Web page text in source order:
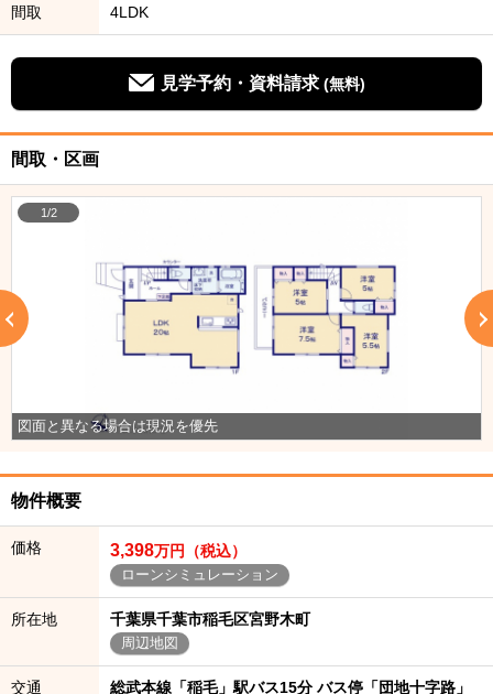
間取 4LDK
見学予約・資料請求 (無料)
間取・区画
図面と異なる場合は現況を優先
1/2
物件概要
価格 3,398万円（税込）
ローンシミュレーション
所在地 千葉県千葉市稲毛区宮野木町
周辺地図
交通
総武本線「稲毛」駅バス15分 バス停「団地十字路」